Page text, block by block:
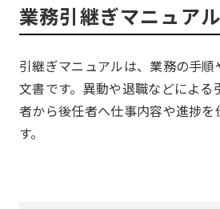
業務引継ぎマニュア
引継ぎマニュアルは、業務の手
文書です。異動や退職などによる
者から後任者へ仕事内容や進捗を
す。